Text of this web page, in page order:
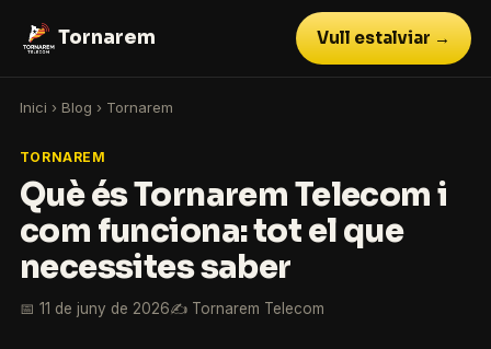
Tornarem Vull estalviar →
Inici › Blog › Tornarem
TORNAREM
Què és Tornarem Telecom i
com funciona: tot el que
necessites saber
📅 11 de juny de 2026✍️ Tornarem Telecom